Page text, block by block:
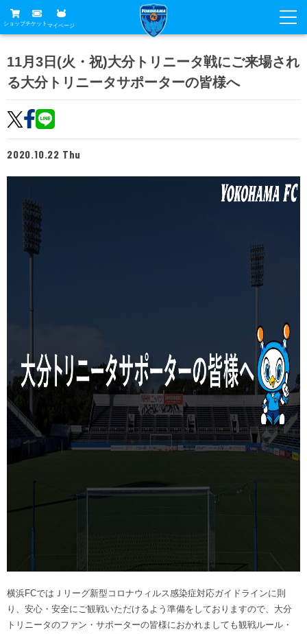
ショップチケット マイページ
グッズ
ホームタウン
トップチーム
試合
アカデミー
試合
試合日程
チケット
チケットガイド
チケット購入方法
販売スケジュール
チーム
スケジュール
練習見学について
横浜FC観戦ガイド
試合会場アクセス
クラブ
クラブ概要
ヒストリー
ホームタウン活動
横浜FCスポーツクラブ
ニッパツ横浜FCシーガルズ
ゲームスチュワード
ファン
スペシャルコンテンツ
オリジナルビール
試合日程・結果
アカデミー選手
アカデミースタッフ
フェニックスクラブ
サッカースクール
パートナー一覧
あしながドリーム基金
お問い合わせ
お問い合わせ
11月3日(火・祝)大分トリニータ戦にご来場され
る大分トリニータサポーターの皆様へ
2020.10.22 Thu
横浜FCではＪリーグ新型コロナウィルス感染症対応ガイドラインに則
り、安心・安全にご観戦いただけるよう準備をしておりますので、大分
トリニータのファン・サポーターの皆様におかれましても観戦ルール・